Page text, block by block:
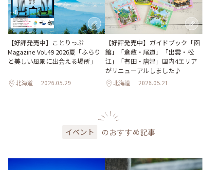
【好評発売中】ことりっぷ
Magazine Vol.49 2026夏「ふらり
と美しい風景に出会える場所」
北海道 2026.05.29
【好評発売中】ガイドブック「函
館」「倉敷・尾道」「出雲・松
江」「有田・唐津」国内4エリア
がリニューアルしました♪
北海道 2026.05.21
イベント のおすすめ記事